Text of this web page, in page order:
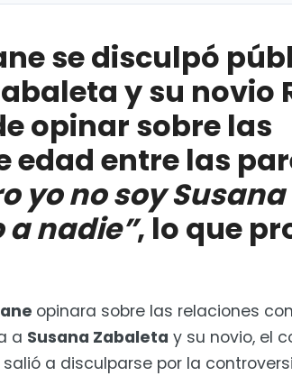
no mantengo a nadie”, lo que provocó
de su relación con Ricardo Pérez
se disculpó
y su novio
opinar sobre las
edad entre las
yo no soy
nadie”, lo que
opinara sobre las relaciones
a Susana Zabaleta y su novio, el
a disculparse por la